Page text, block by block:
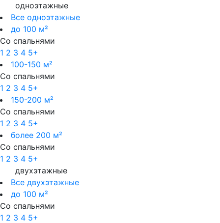
одноэтажные
Все одноэтажные
до 100 м²
Со спальнями
1 2 3 4 5+
100-150 м²
Со спальнями
1 2 3 4 5+
150-200 м²
Со спальнями
1 2 3 4 5+
более 200 м²
Со спальнями
1 2 3 4 5+
двухэтажные
Все двухэтажные
до 100 м²
Со спальнями
1 2 3 4 5+